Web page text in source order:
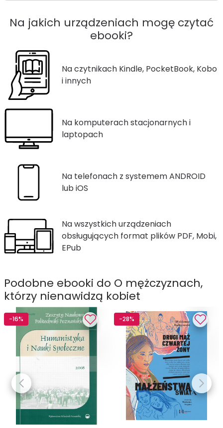
Na jakich urządzeniach mogę czytać
ebooki?
Na czytnikach Kindle, PocketBook, Kobo
i innych
Na komputerach stacjonarnych i
laptopach
Na telefonach z systemem ANDROID
lub iOS
Na wszystkich urządzeniach
obsługujących format plików PDF, Mobi,
EPub
Podobne ebooki do O mężczyznach,
którzy nienawidzą kobiet
-16% -28%